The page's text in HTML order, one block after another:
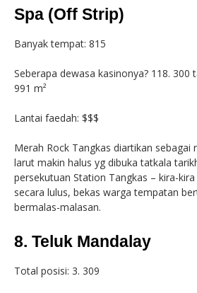
Spa (Off Strip)
Banyak tempat: 815
Seberapa dewasa kasinonya? 118. 300
991 m²
Lantai faedah: $$$
Merah Rock Tangkas diartikan sebagai
larut makin halus yg dibuka tatkala
persekutuan Station Tangkas – kira-
secara lulus, bekas warga tempatan
bermalas-malasan.
8. Teluk Mandalay
Total posisi: 3. 309